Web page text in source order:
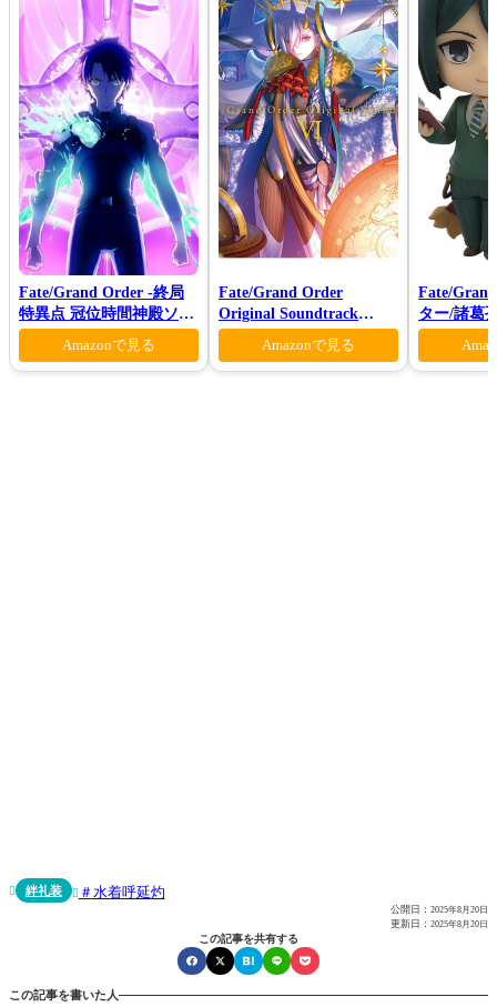
Fate/Grand Order -終局
特異点 冠位時間神殿ソロ
モン-(完全生産限定版)
Amazonで見る
Fate/Grand Order
Original Soundtrack
VI(初回仕様限定盤)
Amazonで見る
Fate/
ター/諸葛
 絆礼装  水着呼延灼
公開日： 2025年8月20日
更新日： 2025年8月20日
この記事を共有する
この記事を書いた人